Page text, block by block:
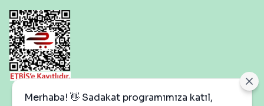
Merhaba! 👋 Sadakat programımıza katıl,